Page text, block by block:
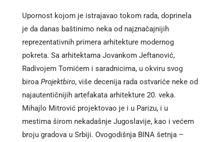
Upornost kojom je istrajavao tokom rada, doprinela
je da danas baštinimo neka od najznačajnijih
reprezentativnih primera arhitekture modernog
pokreta. Sa arhitektama Jovankom Jeftanović,
Radivojem Tomićem i saradnicima, u okviru svog
biroa Projektbiro, više decenija rada ostvariće neke od
najautentičnijih artefakata arhitekture 20. veka.
Mihajlo Mitrović projektovao je i u Parizu, i u
mestima širom nekadašnje Jugoslavije, kao i većem
broju gradova u Srbiji. Ovogodišnja BINA šetnja –